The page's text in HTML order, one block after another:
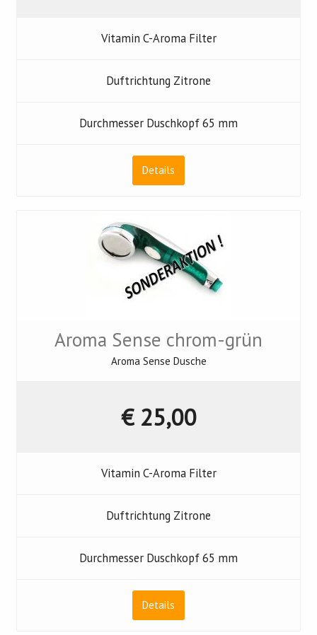
Vitamin C-Aroma Filter
Duftrichtung Zitrone
Durchmesser Duschkopf 65 mm
Details
Aroma Sense chrom-grün
Aroma Sense Dusche
€ 25,00
Vitamin C-Aroma Filter
Duftrichtung Zitrone
Durchmesser Duschkopf 65 mm
Details